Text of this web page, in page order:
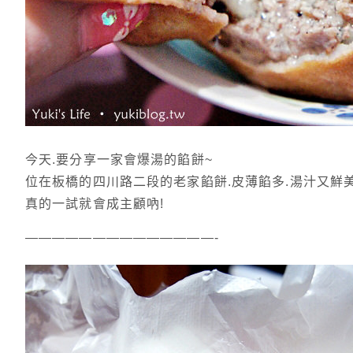
今天.要分享一家會爆湯的餡餅~
位在板橋的四川路二段的老家餡餅.皮薄餡多.湯汁又鮮
真的一試就會成主顧吶!
——————————————-